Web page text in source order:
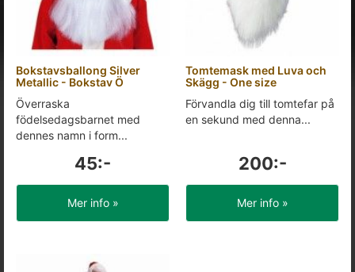
Bokstavsballong Silver
Metallic - Bokstav Ö
Överraska
födelsedagsbarnet med
dennes namn i form...
45:-
Mer info »
Tomtemask med Luva och
Skägg - One size
Förvandla dig till tomtefar på
en sekund med denna...
200:-
Mer info »